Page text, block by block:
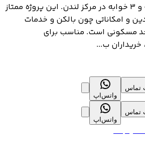
شامل ۱ خوابه، ۲ خوابه و ۳ خوابه در مرکز لندن. این پروژه ممتاز
نمادین و امکاناتی چون بالکن و خدمات
شامل ۱۶۰ واحد مسکونی است. مناسب برای
ب...
تماس
واتس‌اپ
تماس
واتس‌اپ